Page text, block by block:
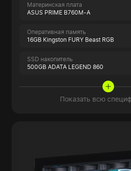
Материнская плата
ASUS PRIME B760M-A
Оперативная память
16GB Kingston FURY Beast RGB
SSD накопитель
500GB ADATA LEGEND 860
Показать всю